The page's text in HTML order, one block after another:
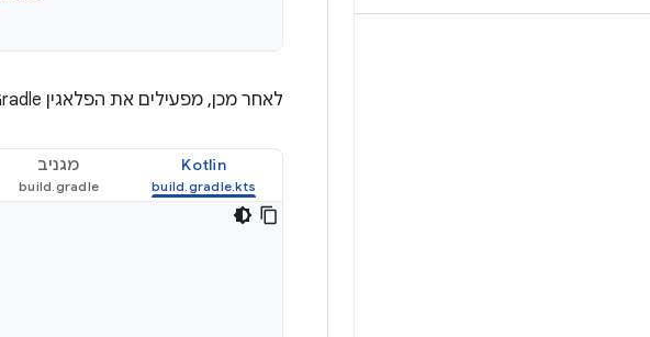
לאחר מכן, מפעילים את הפלאגין Gradle ומוסיפים את יחסי התלות האלה לקובץ
Kotlin מגניב